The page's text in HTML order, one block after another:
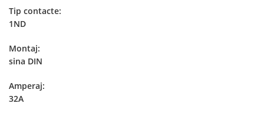
Tip contacte:
1ND
Montaj:
sina DIN
Amperaj:
32A